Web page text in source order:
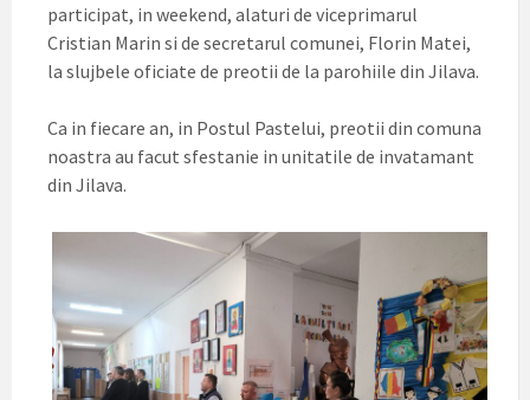
participat, in weekend, alaturi de viceprimarul
Cristian Marin si de secretarul comunei, Florin Matei,
la slujbele oficiate de preotii de la parohiile din Jilava.
Ca in fiecare an, in Postul Pastelui, preotii din comuna
noastra au facut sfestanie in unitatile de invatamant
din Jilava.